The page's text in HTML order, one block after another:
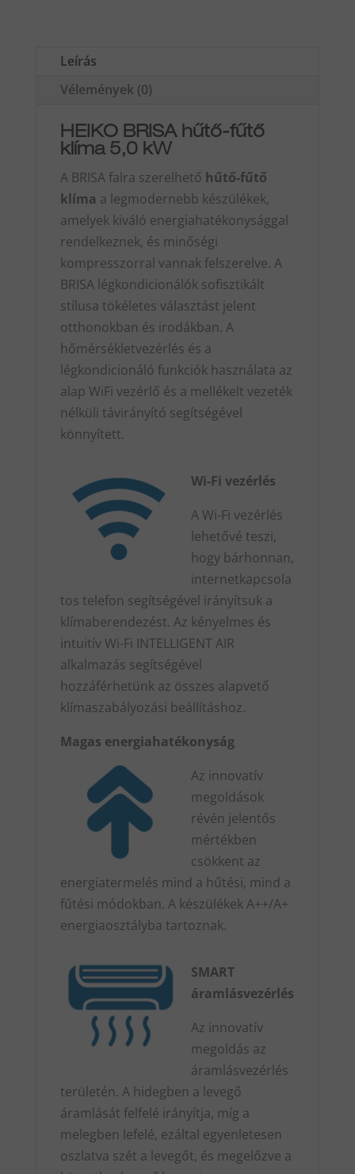
[JS050-
C2/JZ050-
mennyiség
Leírás
Vélemények (0)
HEIKO BRISA hűtő-fűtő
klíma 5,0 kW
A BRISA falra szerelhető hűtő-fűtő
klíma a legmodernebb készülékek,
amelyek kiváló energiahatékonysággal
rendelkeznek, és minőségi
kompresszorral vannak felszerelve. A
BRISA légkondicionálók sofisztikált
stílusa tökéletes választást jelent
otthonokban és irodákban. A
hőmérsékletvezérlés és a
légkondicionáló funkciók használata az
alap WiFi vezérlő és a mellékelt vezeték
nélküli távirányító segítségével
könnyített.
Wi-Fi vezérlés
A Wi-Fi vezérlés
lehetővé teszi,
hogy bárhonnan,
internetkapcsola
tos telefon segítségével irányítsuk a
klímaberendezést. Az kényelmes és
intuitív Wi-Fi INTELLIGENT AIR
alkalmazás segítségével
hozzáférhetünk az összes alapvető
klímaszabályozási beállításhoz.
Magas energiahatékonyság
Az innovatív
megoldások
révén jelentős
mértékben
csökkent az
energiatermelés mind a hűtési, mind a
fűtési módokban. A készülékek A++/A+
energiaosztályba tartoznak.
SMART
áramlásvezérlés
Az innovatív
megoldás az
áramlásvezérlés
területén. A hidegben a levegő
áramlását felfelé irányítja, míg a
melegben lefelé, ezáltal egyenletesen
oszlatva szét a levegőt, és megelőzve a